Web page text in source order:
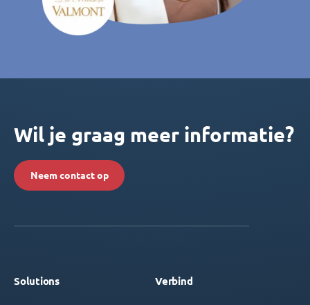
Wil je graag meer informatie?
Neem contact op
Solutions Verbind